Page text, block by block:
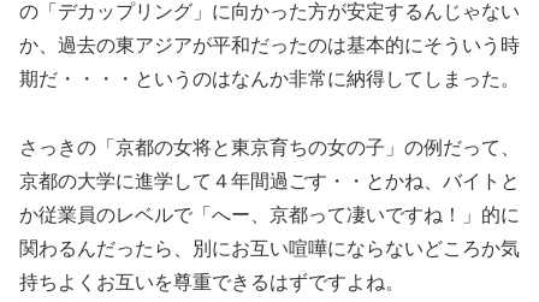
の「デカップリング」に向かった方が安定するんじゃない
か、過去の東アジアが平和だったのは基本的にそういう時
期だ・・・・というのはなんか非常に納得してしまった。
さっきの「京都の女将と東京育ちの女の子」の例だって、
京都の大学に進学して４年間過ごす・・とかね、バイトと
か従業員のレベルで「へー、京都って凄いですね！」的に
関わるんだったら、別にお互い喧嘩にならないどころか気
持ちよくお互いを尊重できるはずですよね。